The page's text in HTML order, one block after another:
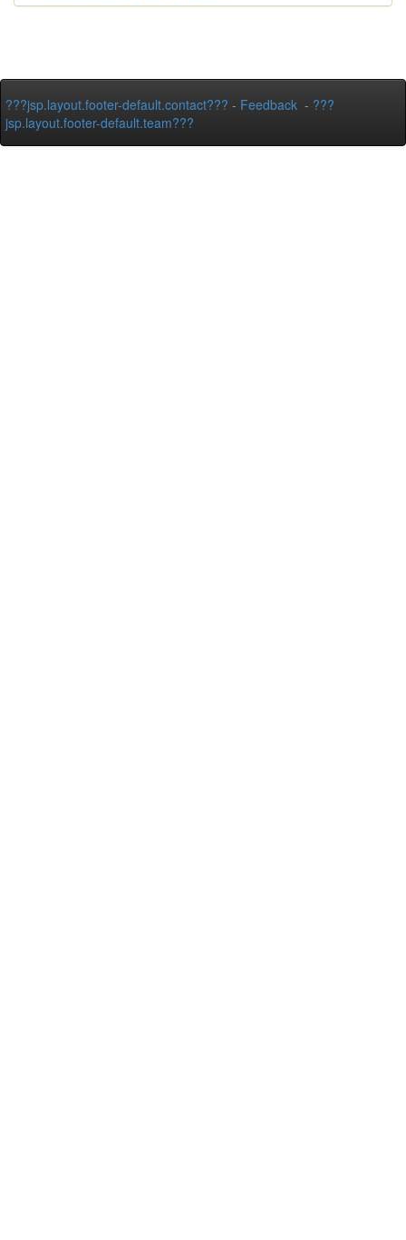
???jsp.layout.footer-default.contact??? - Feedback - ???
jsp.layout.footer-default.team???